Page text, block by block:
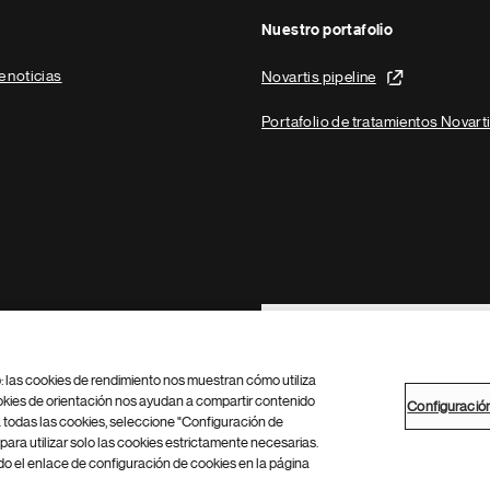
noticias
Nuestro portafolio
Novartis pipeline
Portafolio de tratamientos
Footer Site Search
Configuración de cookies Mapa del sitio
cookies de rendimiento nos muestran cómo utiliza
de orientación nos ayudan a compartir contenido
las cookies, seleccione "Configuración de
utilizar solo las cookies estrictamente necesarias.
el enlace de configuración de cookies en la página